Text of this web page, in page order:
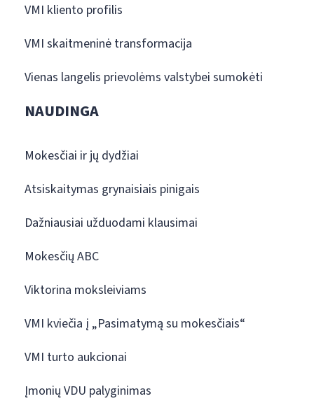
VMI kliento profilis
VMI skaitmeninė transformacija
Vienas langelis prievolėms valstybei sumokėti
NAUDINGA
Mokesčiai ir jų dydžiai
Atsiskaitymas grynaisiais pinigais
Dažniausiai užduodami klausimai
Mokesčių ABC
Viktorina moksleiviams
VMI kviečia į „Pasimatymą su mokesčiais“
VMI turto aukcionai
Įmonių VDU palyginimas